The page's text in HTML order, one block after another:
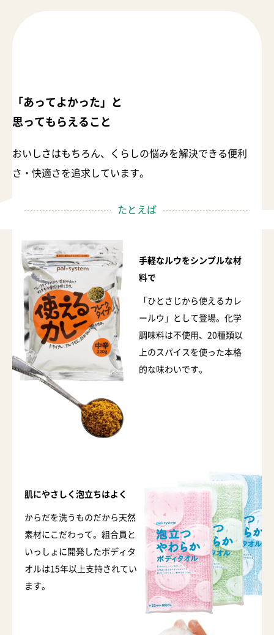
「あってよかった」と
思ってもらえること
おいしさはもちろん、くらしの悩みを解決できる便利
さ・快適さを追求しています。
たとえば
手軽なルウをシンプルな材
料で
「ひとさじから使えるカレ
ールウ」として登場。化学
調味料は不使用、20種類以
上のスパイスを使った本格
的な味わいです。
肌にやさしく泡立ちはよく
からだを洗うものだから天然
素材にこだわって。組合員と
いっしょに開発したボディタ
オルは15年以上支持されてい
ます。